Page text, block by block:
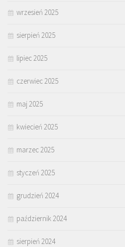
wrzesień 2025
sierpień 2025
lipiec 2025
czerwiec 2025
maj 2025
kwiecień 2025
marzec 2025
styczeń 2025
grudzień 2024
październik 2024
sierpień 2024